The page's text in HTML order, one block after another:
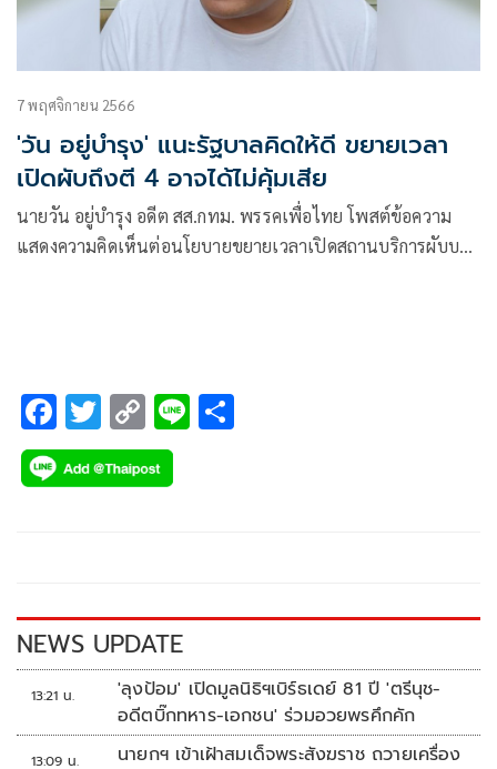
7 พฤศจิกายน 2566
'วัน อยู่บำรุง' แนะรัฐบาลคิดให้ดี ขยายเวลา
เปิดผับถึงตี 4 อาจได้ไม่คุ้มเสีย
นายวัน อยู่บำรุง อดีต สส.กทม. พรรคเพื่อไทย โพสต์ข้อความ
แสดงความคิดเห็นต่อนโยบายขยายเวลาเปิดสถานบริการผับบาร์
F
ac
e
k
T
wi
tt
C
o
p
k
Li
NEWS UPDATE
13:21 น.
'ลุงป้อม' เปิดมูลนิธิฯเบิร์ธเดย์ 81 ปี 'ตรีนุช-
อดีตบิ๊กทหาร-เอกชน' ร่วมอวยพรคึกคัก
13:09 น.
นายกฯ เข้าเฝ้าสมเด็จพระสังฆราช ถวายเครื่อง